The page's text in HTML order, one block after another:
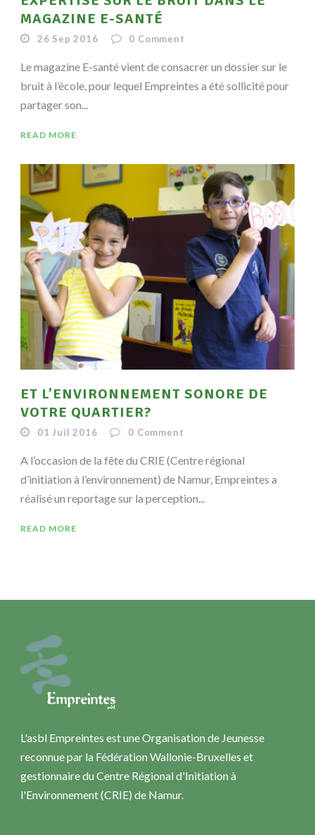
MAGAZINE E-SANTÉ
26 Sep 2016 0 Comment
Le magazine E-santé vient de consacrer un dossier sur le
bruit à l’école, pour lequel Empreintes a été sollicité pour
partager son...
READ MORE
ET L’ENVIRONNEMENT SONORE DE
VOTRE QUARTIER?
01 Juil 2016 0 Comment
A l’occasion de la fête du CRIE (Centre régional
d’initiation à l’environnement) de Namur, Empreintes a
réalisé un reportage sur la perception...
READ MORE
L'asbl Empreintes est une Organisation de Jeunesse
reconnue par la Fédération Wallonie-Bruxelles et
gestionnaire du Centre Régional d'Initiation à
l'Environnement (CRIE) de Namur.